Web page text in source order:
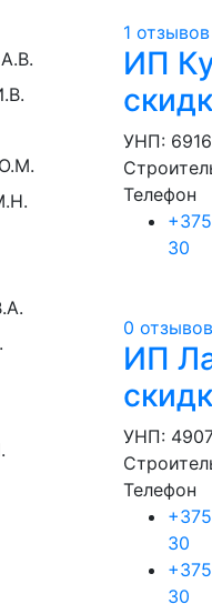
1 отзывов
ИП
УНП:
Телефон
30
0 отзывов
ИП
УНП:
Телефон
30
30